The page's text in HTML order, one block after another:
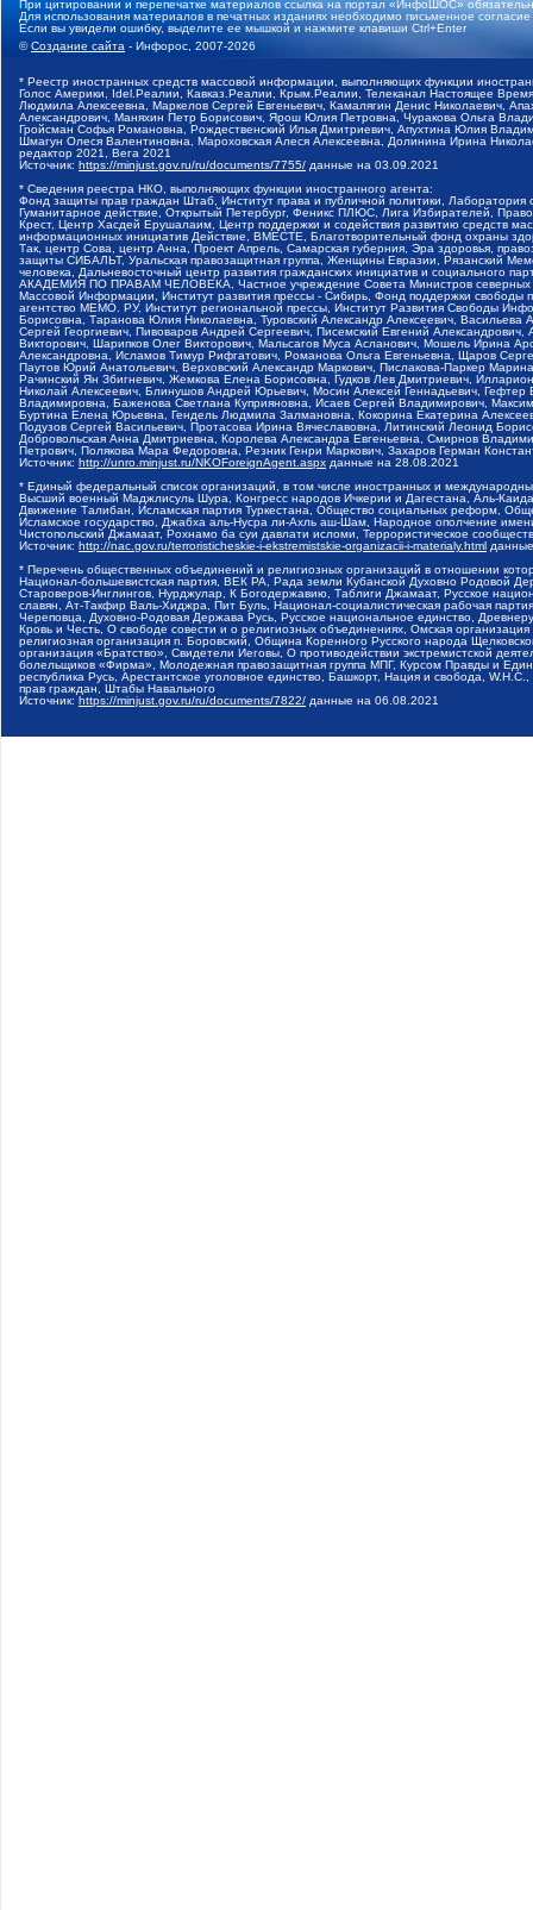
При цитировании и перепечатке материалов ссылка на портал «ИнфоШОС»
Для использования материалов в печатных изданиях необходимо письменное
Если вы увидели ошибку, выделите ее мышкой и нажмите клавиши Ctrl+Enter
©Создание сайта - Инфорос, 2007-2026
* Реестр иностранных средств массовой информации, выполняющих функции
Голос Америки, Idel.Реалии, Кавказ.Реалии, Крым.Реалии, Телеканал Настоящее
Людмила Алексеевна, Маркелов Сергей Евгеньевич, Камалягин Денис Николаевич,
Александрович, Маняхин Петр Борисович, Ярош Юлия Петровна, Чуракова Ольга
Гройсман Софья Романовна, Рождественский Илья Дмитриевич, Апухтина Юлия
Шмагун Олеся Валентиновна, Мароховская Алеся Алексеевна, Долинина Ирина
редактор 2021, Вега 2021
Источник: https://minjust.gov.ru/ru/documents/7755/ данные на 03.09.2021
* Сведения реестра НКО, выполняющих функции иностранного агента:
Фонд защиты прав граждан Штаб, Институт права и публичной политики,
Гуманитарное действие, Открытый Петербург, Феникс ПЛЮС, Лига Избирателей,
Крест, Центр Хасдей Ерушалаим, Центр поддержки и содействия развитию средств
информационных инициатив Действие, ВМЕСТЕ, Благотворительный фонд охраны
Так, центр Сова, центр Анна, Проект Апрель, Самарская губерния, Эра здоровья,
защиты СИБАЛЬТ, Уральская правозащитная группа, Женщины Евразии, Рязанский
человека, Дальневосточный центр развития гражданских инициатив и социального
АКАДЕМИЯ ПО ПРАВАМ ЧЕЛОВЕКА, Частное учреждение Совета Министров северных
Массовой Информации, Институт развития прессы - Сибирь, Фонд поддержки
агентство МЕМО. РУ, Институт региональной прессы, Институт Развития Свободы
Борисовна, Таранова Юлия Николаевна, Туровский Александр Алексеевич,
Сергей Георгиевич, Пивоваров Андрей Сергеевич, Писемский Евгений
Викторович, Шарипков Олег Викторович, Мальсагов Муса Асланович, Мошель Ирина
Александровна, Исламов Тимур Рифгатович, Романова Ольга Евгеньевна, Щаров
Паутов Юрий Анатольевич, Верховский Александр Маркович, Пислакова-Паркер
Рачинский Ян Збигневич, Жемкова Елена Борисовна, Гудков Лев Дмитриевич,
Николай Алексеевич, Блинушов Андрей Юрьевич, Мосин Алексей Геннадьевич,
Владимировна, Баженова Светлана Куприяновна, Исаев Сергей Владимирович,
Буртина Елена Юрьевна, Гендель Людмила Залмановна, Кокорина Екатерина
Подузов Сергей Васильевич, Протасова Ирина Вячеславовна, Литинский Леонид
Добровольская Анна Дмитриевна, Королева Александра Евгеньевна, Смирнов
Петрович, Полякова Мара Федоровна, Резник Генри Маркович, Захаров Герман
Источник: http://unro.minjust.ru/NKOForeignAgent.aspx данные на 28.08.2021
* Единый федеральный список организаций, в том числе иностранных и
Высший военный Маджлисуль Шура, Конгресс народов Ичкерии и Дагестана, Аль-
Движение Талибан, Исламская партия Туркестана, Общество социальных реформ,
Исламское государство, Джабха аль-Нусра ли-Ахль аш-Шам, Народное ополчение
Чистопольский Джамаат, Рохнамо ба суи давлати исломи, Террористическое
Источник: http://nac.gov.ru/terroristicheskie-i-ekstremistskie-organizacii-i-materialy.html
* Перечень общественных объединений и религиозных организаций в отношении
Национал-большевистская партия, ВЕК РА, Рада земли Кубанской Духовно Родовой
Староверов-Инглингов, Нурджулар, К Богодержавию, Таблиги Джамаат, Русское
славян, Ат-Такфир Валь-Хиджра, Пит Буль, Национал-социалистическая рабочая
Череповца, Духовно-Родовая Держава Русь, Русское национальное единство,
Кровь и Честь, О свободе совести и о религиозных объединениях, Омская
религиозная организация п. Боровский, Община Коренного Русского народа
организация «Братство», Свидетели Иеговы, О противодействии экстремистской
болельщиков «Фирма», Молодежная правозащитная группа МПГ, Курсом Правды и
республика Русь, Арестантское уголовное единство, Башкорт, Нация и свобода,
прав граждан, Штабы Навального
Источник: https://minjust.gov.ru/ru/documents/7822/ данные на 06.08.2021